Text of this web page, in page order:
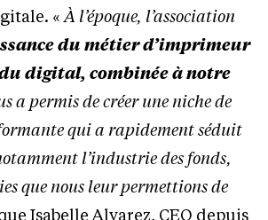
« À l’époque, l’association
du métier d’imprimeur
digital, combinéeànotre
a permis de créer une niche de
qui a rapidement séduit
l’industrie des fonds,
que nous leur permettions de
Isabelle Alvarez, CEO depuis